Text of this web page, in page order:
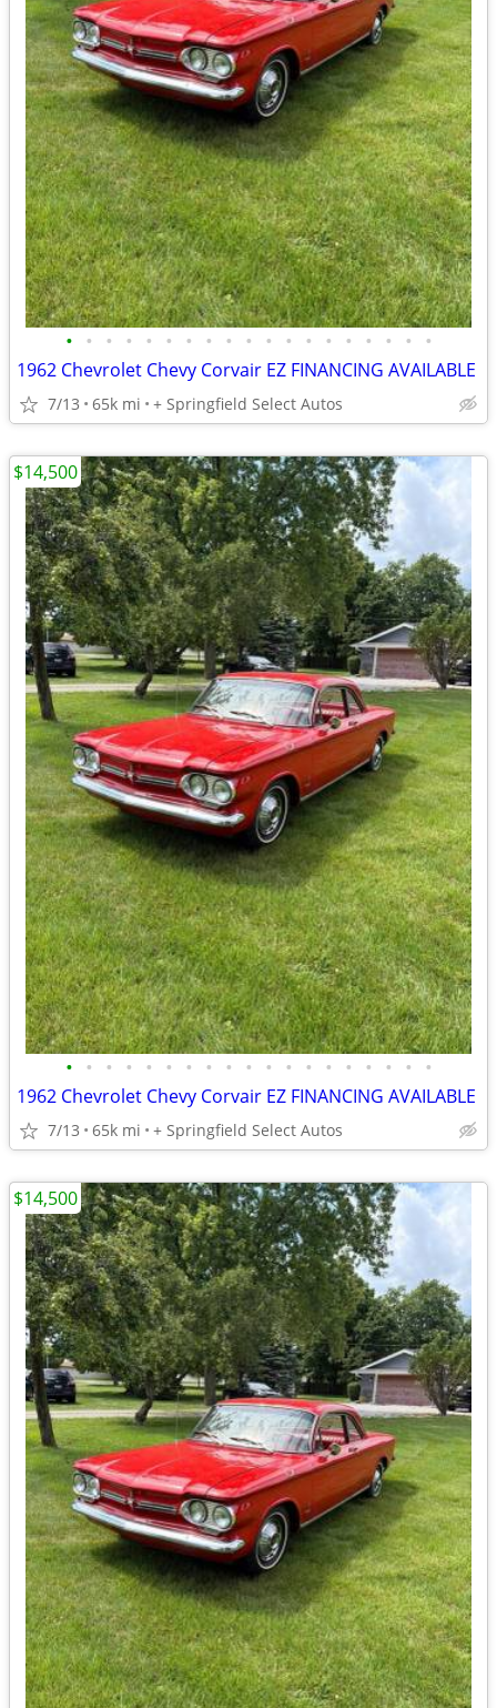
• • • • • • • • • • • • • • • • • • •
1962 Chevrolet Chevy Corvair EZ FINANCING AVAILABLE
7/13 65k mi + Springfield Select Autos
• • • • • • • • • • • • • • • • • • •
1962 Chevrolet Chevy Corvair EZ FINANCING AVAILABLE
7/13 65k mi + Springfield Select Autos
$14,500
$14,500